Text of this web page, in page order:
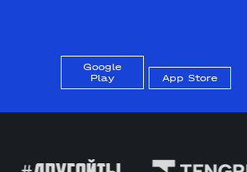
Google
Play
App Store